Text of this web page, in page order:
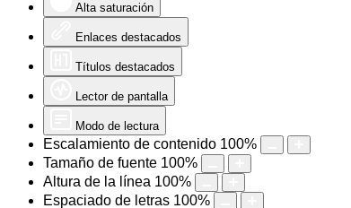
Alta saturación
Enlaces destacados
Títulos destacados
Lector de pantalla
Modo de lectura
Escalamiento de contenido 100%
Tamaño de fuente 100%
Altura de la línea 100%
Espaciado de letras 100%